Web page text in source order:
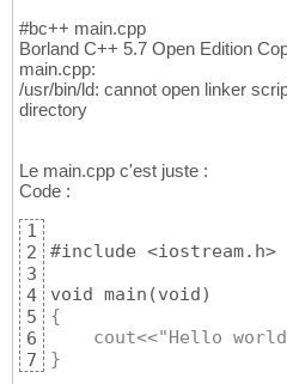
#bc++ main.cpp
Borland C++ 5.7 Open Edition
main.cpp:
/usr/bin/ld: cannot open linker
directory
Le main.cpp c'est juste :
Code :
1
2
3
4
5
6
7
#include <iostream.h>
void main (void )
{
cout<<"Hello
}